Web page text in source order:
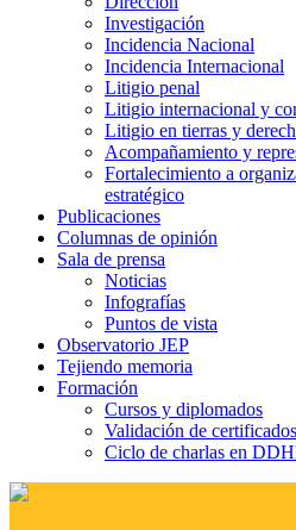
Investigación
Incidencia Nacional
Incidencia Internacional
Litigio penal
Litigio internacional y
Litigio en tierras y
Acompañamiento y
Fortalecimiento a
estratégico
Publicaciones
Columnas de opinión
Sala de prensa
Noticias
Infografías
Puntos de vista
Observatorio JEP
Tejiendo memoria
Formación
Cursos y diplomados
Validación de certificados
Ciclo de charlas en